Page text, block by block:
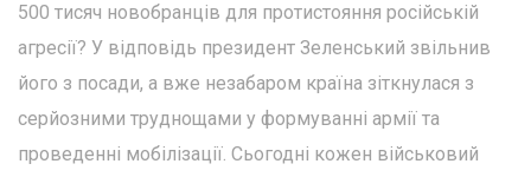
500 тисяч новобранців для протистояння російській
агресії? У відповідь президент Зеленський звільнив
його з посади, а вже незабаром країна зіткнулася з
серйозними труднощами у формуванні армії та
проведенні мобілізації. Сьогодні кожен військовий